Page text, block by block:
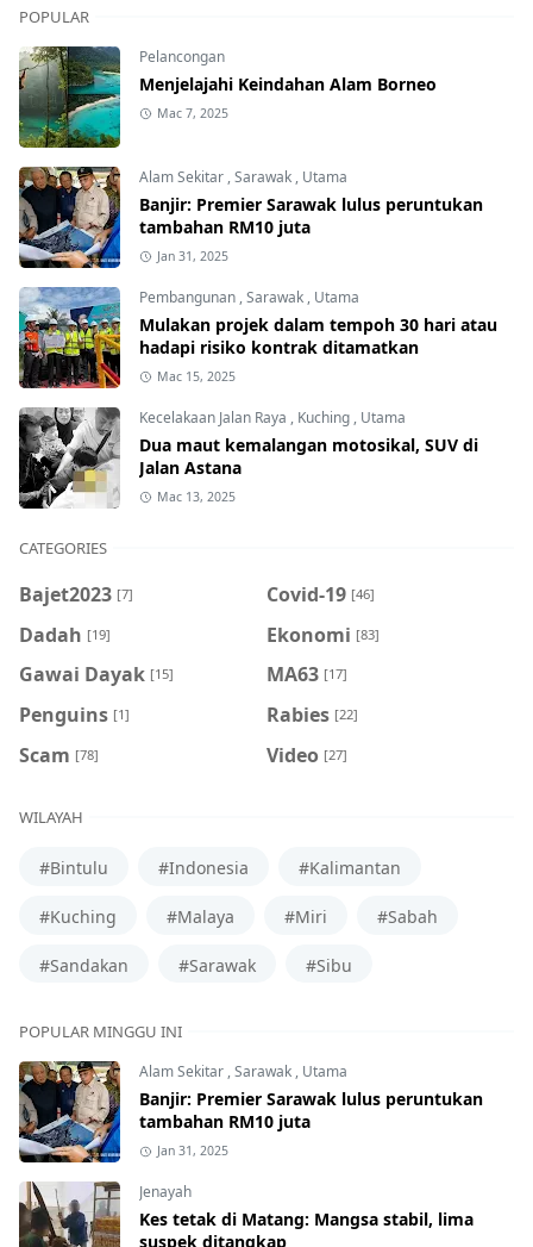
POPULAR
Pelancongan
Menjelajahi Keindahan Alam Borneo
Mac 7, 2025
Alam Sekitar ,Sarawak , Utama
Banjir: Premier Sarawak lulus peruntukan
tambahan RM10 juta
Jan 31, 2025
Pembangunan ,Sarawak , Utama
Mulakan projek dalam tempoh 30 hari atau
hadapi risiko kontrak ditamatkan
Mac 15, 2025
Kecelakaan Jalan Raya , Kuching , Utama
Dua maut kemalangan motosikal, SUV di
Jalan Astana
Mac 13, 2025
CATEGORIES
Bajet2023 [7] Covid-19 [46]
Dadah [19] Ekonomi [83]
Gawai Dayak [15] MA63 [17]
Penguins [1] Rabies [22]
Scam [78] Video [27]
WILAYAH
#Bintulu #Indonesia #Kalimantan
#Kuching #Malaya #Miri #Sabah
#Sandakan #Sarawak #Sibu
POPULAR MINGGU INI
Alam Sekitar,Sarawak, Utama
Banjir: Premier Sarawak lulus peruntukan
tambahan RM10 juta
Jan 31, 2025
Jenayah
Kes tetak di Matang: Mangsa stabil, lima
suspek ditangkap